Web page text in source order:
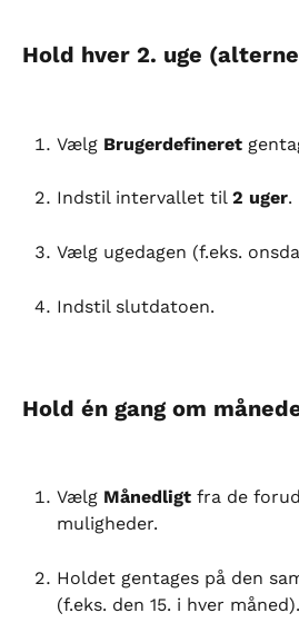
Hold hver 2. uge
Vælg Brugerdefineret
Indstil intervallet til 2 uger.
Vælg ugedagen (f.eks.
Indstil slutdatoen.
Hold én gang om
Vælg Månedligt fra de
muligheder.
Holdet gentages på den
(f.eks. den 15. i hver måned).